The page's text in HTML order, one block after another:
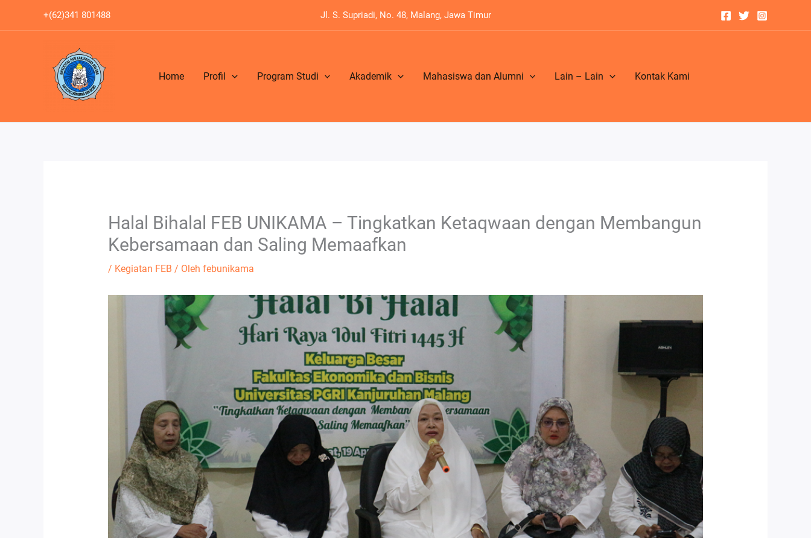
+(62)341 801488 Jl. S. Supriadi, No. 48, Malang, Jawa Timur
Home Profil Program Studi Akademik Mahasiswa dan Alumni Lain – Lain Kontak Kami
Halal Bihalal FEB UNIKAMA – Tingkatkan Ketaqwaan dengan Membangun
Kebersamaan dan Saling Memaafkan
/ Kegiatan FEB / Oleh febunikama